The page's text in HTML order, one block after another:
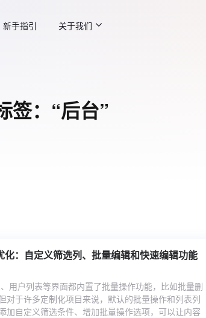
新手指引 关于我们
签：“后台”
：自定义筛选列、批量编辑和快速编辑功能
用户列表等界面都内置了批量操作功能，比如批量删
对于许多定制化项目来说，默认的批量操作和列表列
加自定义筛选条件、增加批量操作选项，可以让内容